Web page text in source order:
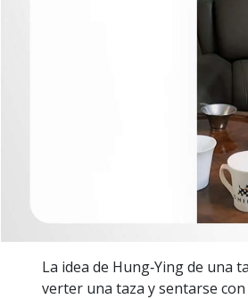
La idea de Hung‑Ying de una
verter una taza y sentarse